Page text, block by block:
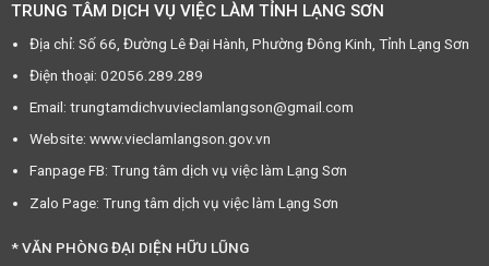
TRUNG TÂM DỊCH VỤ VIỆC LÀM TỈNH LẠNG SƠN
Địa chỉ: Số 66, Đường Lê Đại Hành, Phường Đông Kinh, Tỉnh Lạng Sơn
Điện thoại: 02056.289.289
Email: trungtamdichvuvieclamlangson@gmail.com
Website: www.vieclamlangson.gov.vn
Fanpage FB: Trung tâm dịch vụ việc làm Lạng Sơn
Zalo Page: Trung tâm dịch vụ việc làm Lạng Sơn
* VĂN PHÒNG ĐẠI DIỆN HỮU LŨNG